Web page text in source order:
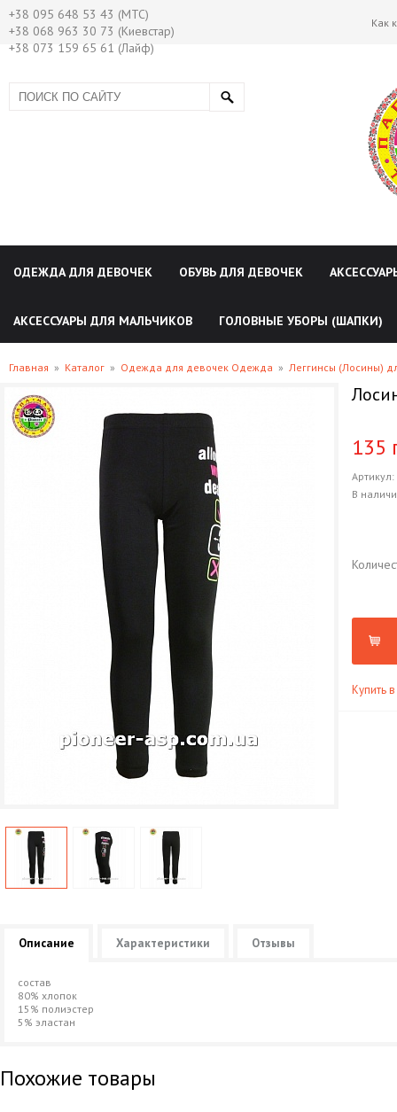
+38 095 648 53 43 (МТС)
+38 068 963 30 73 (Киевстар)
+38 073 159 65 61 (Лайф)
Как
ОДЕЖДА ДЛЯ ДЕВОЧЕК ОБУВЬ ДЛЯ ДЕВОЧЕК
АКСЕССУАРЫ ДЛЯ МАЛЬЧИКОВ ГОЛОВНЫЕ УБОРЫ (ШАПКИ)
Главная » Каталог » Одежда для девочек Одежда » Леггинсы (Лосины)
135
Артикул:
В
Купить
Описание Характеристики Отзывы
состав
80% хлопок
15% полиэстер
5% эластан
Похожие товары